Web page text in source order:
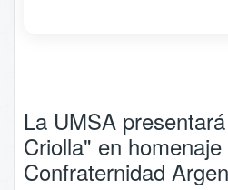
La UMSA
Criolla" en
Confraternidad